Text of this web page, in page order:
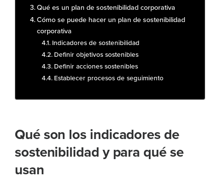
Qué es un plan de sostenibilidad corporativa
Cómo se puede hacer un plan de sostenibilidad
corporativa
Indicadores de sostenibilidad
Definir objetivos sostenibles
Definir acciones sostenibles
Establecer procesos de seguimiento
Qué son los indicadores de
sostenibilidad y para qué se
usan